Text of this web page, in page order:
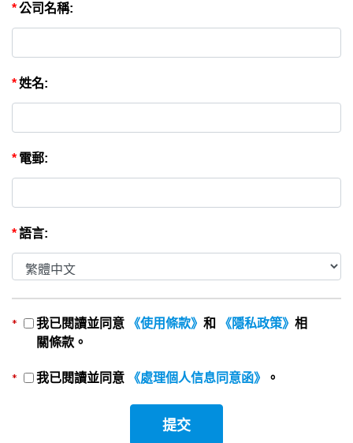
*公司名稱:
*姓名:
* 電郵:
*語言:
* 我已閱讀並同意 《使用條款》 和 《隱私政策》 相
關條款。
* 我已閱讀並同意 《處理個人信息同意函》 。